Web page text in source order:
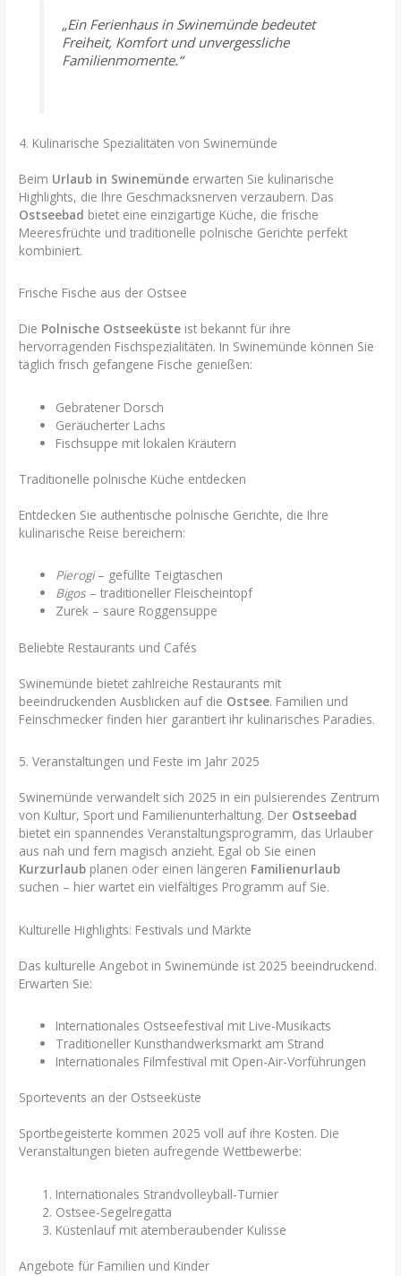
„Ein Ferienhaus in Swinemünde bedeutet
Freiheit, Komfort und unvergessliche
Familienmomente.“
4. Kulinarische Spezialitäten von Swinemünde
Beim Urlaub in Swinemünde erwarten Sie kulinarische
Highlights, die Ihre Geschmacksnerven verzaubern. Das
Ostseebad bietet eine einzigartige Küche, die frische
Meeresfrüchte und traditionelle polnische Gerichte perfekt
kombiniert.
Frische Fische aus der Ostsee
Die Polnische Ostseeküste ist bekannt für ihre
hervorragenden Fischspezialitäten. In Swinemünde können Sie
täglich frisch gefangene Fische genießen:
Gebratener Dorsch
Geräucherter Lachs
Fischsuppe mit lokalen Kräutern
Traditionelle polnische Küche entdecken
Entdecken Sie authentische polnische Gerichte, die Ihre
kulinarische Reise bereichern:
Pierogi– gefüllte Teigtaschen
Bigos– traditioneller Fleischeintopf
Zurek – saure Roggensuppe
Beliebte Restaurants und Cafés
Swinemünde bietet zahlreiche Restaurants mit
beeindruckenden Ausblicken auf die Ostsee. Familien und
Feinschmecker finden hier garantiert ihr kulinarisches Paradies.
5. Veranstaltungen und Feste im Jahr 2025
Swinemünde verwandelt sich 2025 in ein pulsierendes Zentrum
von Kultur, Sport und Familienunterhaltung. Der Ostseebad
bietet ein spannendes Veranstaltungsprogramm, das Urlauber
aus nah und fern magisch anzieht. Egal ob Sie einen
Kurzurlaub planen oder einen längeren Familienurlaub
suchen – hier wartet ein vielfältiges Programm auf Sie.
Kulturelle Highlights: Festivals und Märkte
Das kulturelle Angebot in Swinemünde ist 2025 beeindruckend.
Erwarten Sie:
Internationales Ostseefestival mit Live-Musikacts
Traditioneller Kunsthandwerksmarkt am Strand
Internationales Filmfestival mit Open-Air-Vorführungen
Sportevents an der Ostseeküste
Sportbegeisterte kommen 2025 voll auf ihre Kosten. Die
Veranstaltungen bieten aufregende Wettbewerbe:
Internationales Strandvolleyball-Turnier
Ostsee-Segelregatta
Küstenlauf mit atemberaubender Kulisse
Angebote für Familien und Kinder